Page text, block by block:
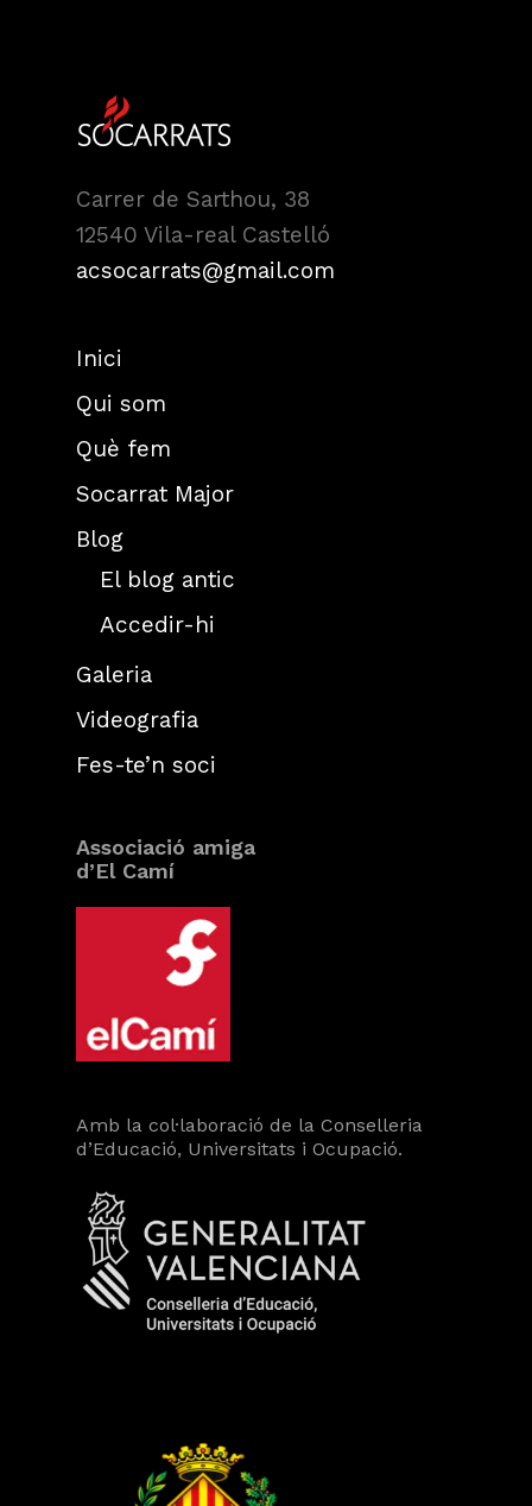
Carrer de Sarthou, 38
12540 Vila-real Castelló
acsocarrats@gmail.com
Inici
Qui som
Què fem
Socarrat Major
Blog
El blog antic
Accedir-hi
Galeria
Videografia
Fes-te’n soci
Associació amiga
d’El Camí
Amb la col·laboració de la Conselleria
d’Educació, Universitats i Ocupació.